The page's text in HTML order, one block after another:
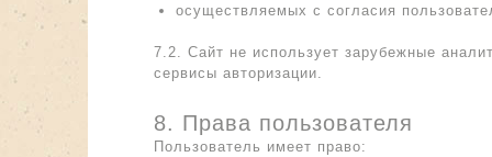
осуществляемых с согласия
7.2. Сайт не использует зарубежные
сервисы авторизации.
8. Права пользователя
Пользователь имеет право: